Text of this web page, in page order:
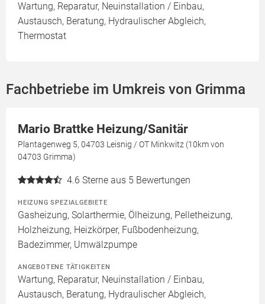
Wartung, Reparatur, Neuinstallation / Einbau,
Austausch, Beratung, Hydraulischer Abgleich,
Thermostat
Fachbetriebe im Umkreis von Grimma
Mario Brattke Heizung/Sanitär
Plantagenweg 5, 04703 Leisnig / OT Minkwitz (10km von
04703 Grimma)
4.6 Sterne aus 5 Bewertungen
HEIZUNG SPEZIALGEBIETE
Gasheizung, Solarthermie, Ölheizung, Pelletheizung,
Holzheizung, Heizkörper, Fußbodenheizung,
Badezimmer, Umwälzpumpe
ANGEBOTENE TÄTIGKEITEN
Wartung, Reparatur, Neuinstallation / Einbau,
Austausch, Beratung, Hydraulischer Abgleich,